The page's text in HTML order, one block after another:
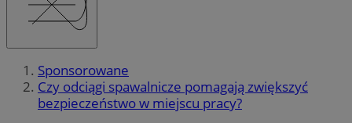
Sponsorowane
Czy odciągi spawalnicze pomagają zwiększyć
bezpieczeństwo w miejscu pracy?